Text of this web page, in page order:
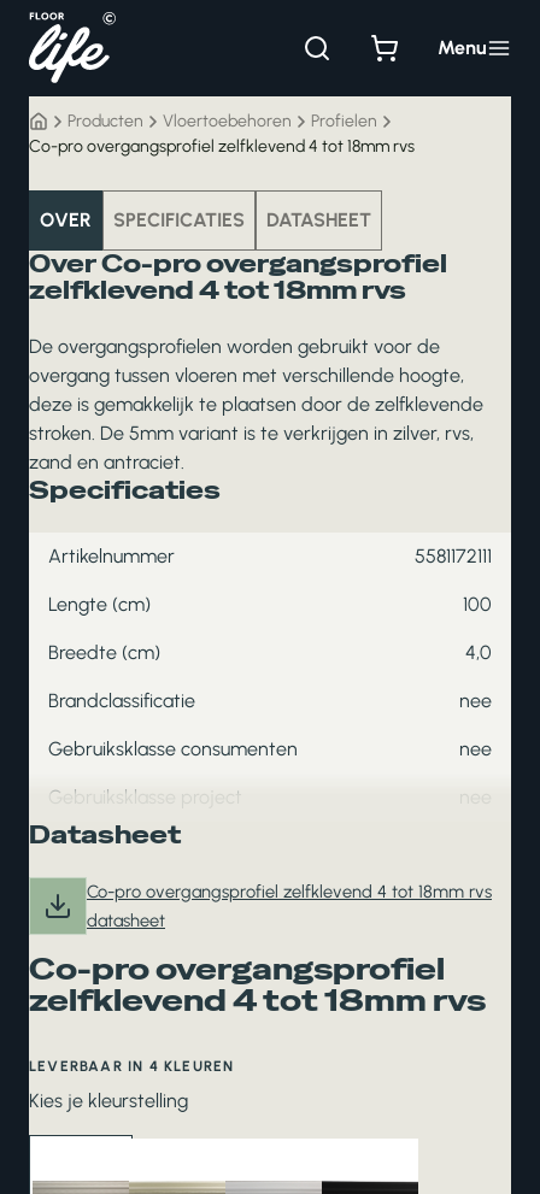
inhoud
Menu
Producten Vloertoebehoren
Profielen
Co-pro overgangsprofiel zelfklevend 4 tot 18mm rvs
vloertoebehoren
OVER SPECIFICATIES DATASHEET
Over Co-pro overgangsprofiel
zelfklevend 4 tot 18mm rvs
De overgangsprofielen worden gebruikt voor de
overgang tussen vloeren met verschillende hoogte,
deze is gemakkelijk te plaatsen door de zelfklevende
stroken. De 5mm variant is te verkrijgen in zilver, rvs,
zand en antraciet.
Specificaties
Artikelnummer 5581172111
Lengte (cm) 100
Breedte (cm) 4,0
Brandclassificatie nee
Gebruiksklasse consumenten nee
Gebruiksklasse project nee
Datasheet
Co-pro overgangsprofiel zelfklevend 4 tot 18mm rvs
datasheet
Co-pro overgangsprofiel
zelfklevend 4 tot 18mm rvs
LEVERBAAR IN 4 KLEUREN
Kies je kleurstelling